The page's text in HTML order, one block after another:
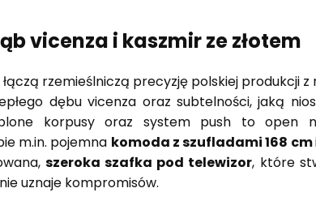
vicenza i kaszmir ze złotem
rzemieślniczą precyzję polskiej produkcji
dębu vicenza oraz subtelności, jaką
korpusy oraz system push to open
m.in. pojemna komoda z szufladami 168 cm
szeroka szafka pod telewizor, które
uznaje kompromisów.